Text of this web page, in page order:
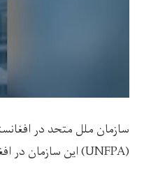
سازمان ملل متحد در
(UNFPA) این سازمان در افغانستان را تایید کرده است.